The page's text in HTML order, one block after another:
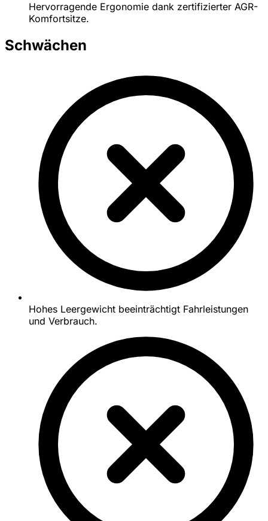
Hervorragende Ergonomie dank zertifizierter AGR-
Komfortsitze.
Schwächen
Hohes Leergewicht beeinträchtigt Fahrleistungen
und Verbrauch.